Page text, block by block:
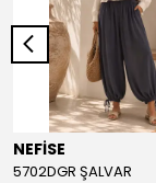
NEFİSE
5702DGR ŞALVAR